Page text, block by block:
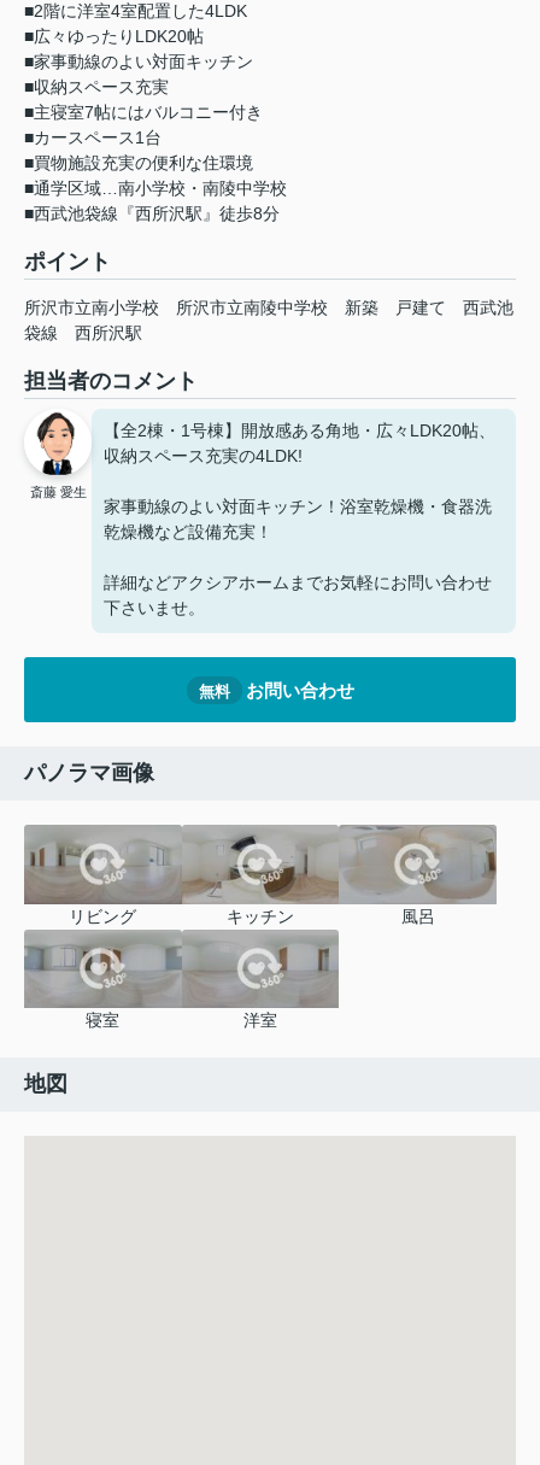
■2階に洋室4室配置した4LDK
■広々ゆったりLDK20帖
■家事動線のよい対面キッチン
■収納スペース充実
■主寝室7帖にはバルコニー付き
■カースペース1台
■買物施設充実の便利な住環境
■通学区域…南小学校・南陵中学校
■西武池袋線『西所沢駅』徒歩8分
ポイント
所沢市立南小学校 所沢市立南陵中学校 新築 戸建て
西武池
袋線
西所沢駅
担当者のコメント
斎藤 愛生
【全2棟・1号棟】開放感ある角地・広々LDK20帖、
収納スペース充実の4LDK!
家事動線のよい対面キッチン！浴室乾燥機・食器洗
乾燥機など設備充実！
詳細などアクシアホームまでお気軽にお問い合わせ
下さいませ。
無料 お問い合わせ
パノラマ画像
リビング キッチン 風呂
寝室 洋室
地図